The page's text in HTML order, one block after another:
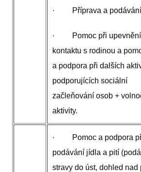
· Příprava a podávání
· Pomoc při upevnění
kontaktu s rodinou a
a podpora při dalších
podporujících sociální
začleňování osob +
aktivity.
· Pomoc a podpora
podávání jídla a pití
stravy do úst, dohled nad